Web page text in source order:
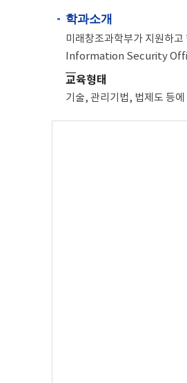
학과소개
미래창조과학부가 지원하
Information Security
교육형태
기술, 관리기법, 법제도 등